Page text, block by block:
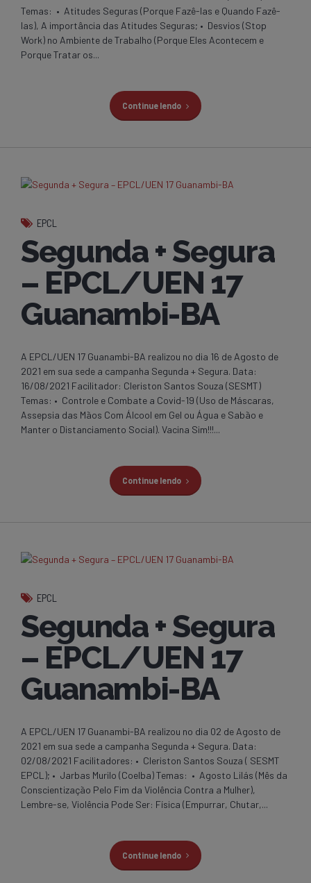
Temas: • Atitudes Seguras (Porque Fazê-las e Quando Fazê-
las), A importância das Atitudes Seguras; • Desvios (Stop
Work) no Ambiente de Trabalho (Porque Eles Acontecem e
Porque Tratar os...
Continue lendo
EPCL
Segunda + Segura
– EPCL/UEN 17
Guanambi-BA
A EPCL/UEN 17 Guanambi-BA realizou no dia 16 de Agosto de
2021 em sua sede a campanha Segunda + Segura. Data:
16/08/2021 Facilitador: Cleriston Santos Souza (SESMT)
Temas: • Controle e Combate a Covid-19 (Uso de Máscaras,
Assepsia das Mãos Com Álcool em Gel ou Água e Sabão e
Manter o Distanciamento Social). Vacina Sim!!!...
Continue lendo
EPCL
Segunda + Segura
– EPCL/UEN 17
Guanambi-BA
A EPCL/UEN 17 Guanambi-BA realizou no dia 02 de Agosto de
2021 em sua sede a campanha Segunda + Segura. Data:
02/08/2021 Facilitadores: • Cleriston Santos Souza ( SESMT
EPCL); • Jarbas Murilo (Coelba) Temas: • Agosto Lilás (Mês da
Conscientização Pelo Fim da Violência Contra a Mulher),
Lembre-se, Violência Pode Ser: Física (Empurrar, Chutar,...
Continue lendo